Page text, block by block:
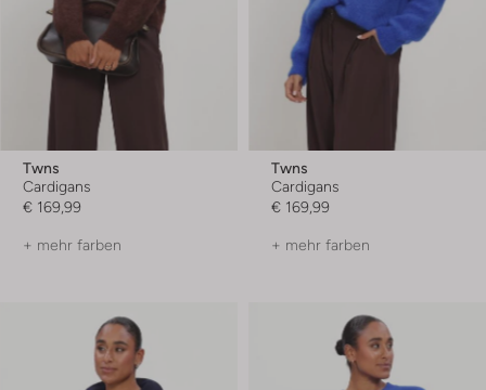
Twns
Cardigans
€ 169,99
+ mehr farben
Twns
Cardigans
€ 169,99
+ mehr farben